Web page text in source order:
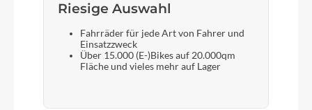
KMC e12
Rücklicht
Riesige Auswahl
Fahrräder für jede Art von Fahrer und
Einsatzzweck
Über 15.000 (E-)Bikes auf 20.000qm
Fläche und vieles mehr auf Lager